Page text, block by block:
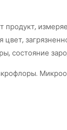
состояние